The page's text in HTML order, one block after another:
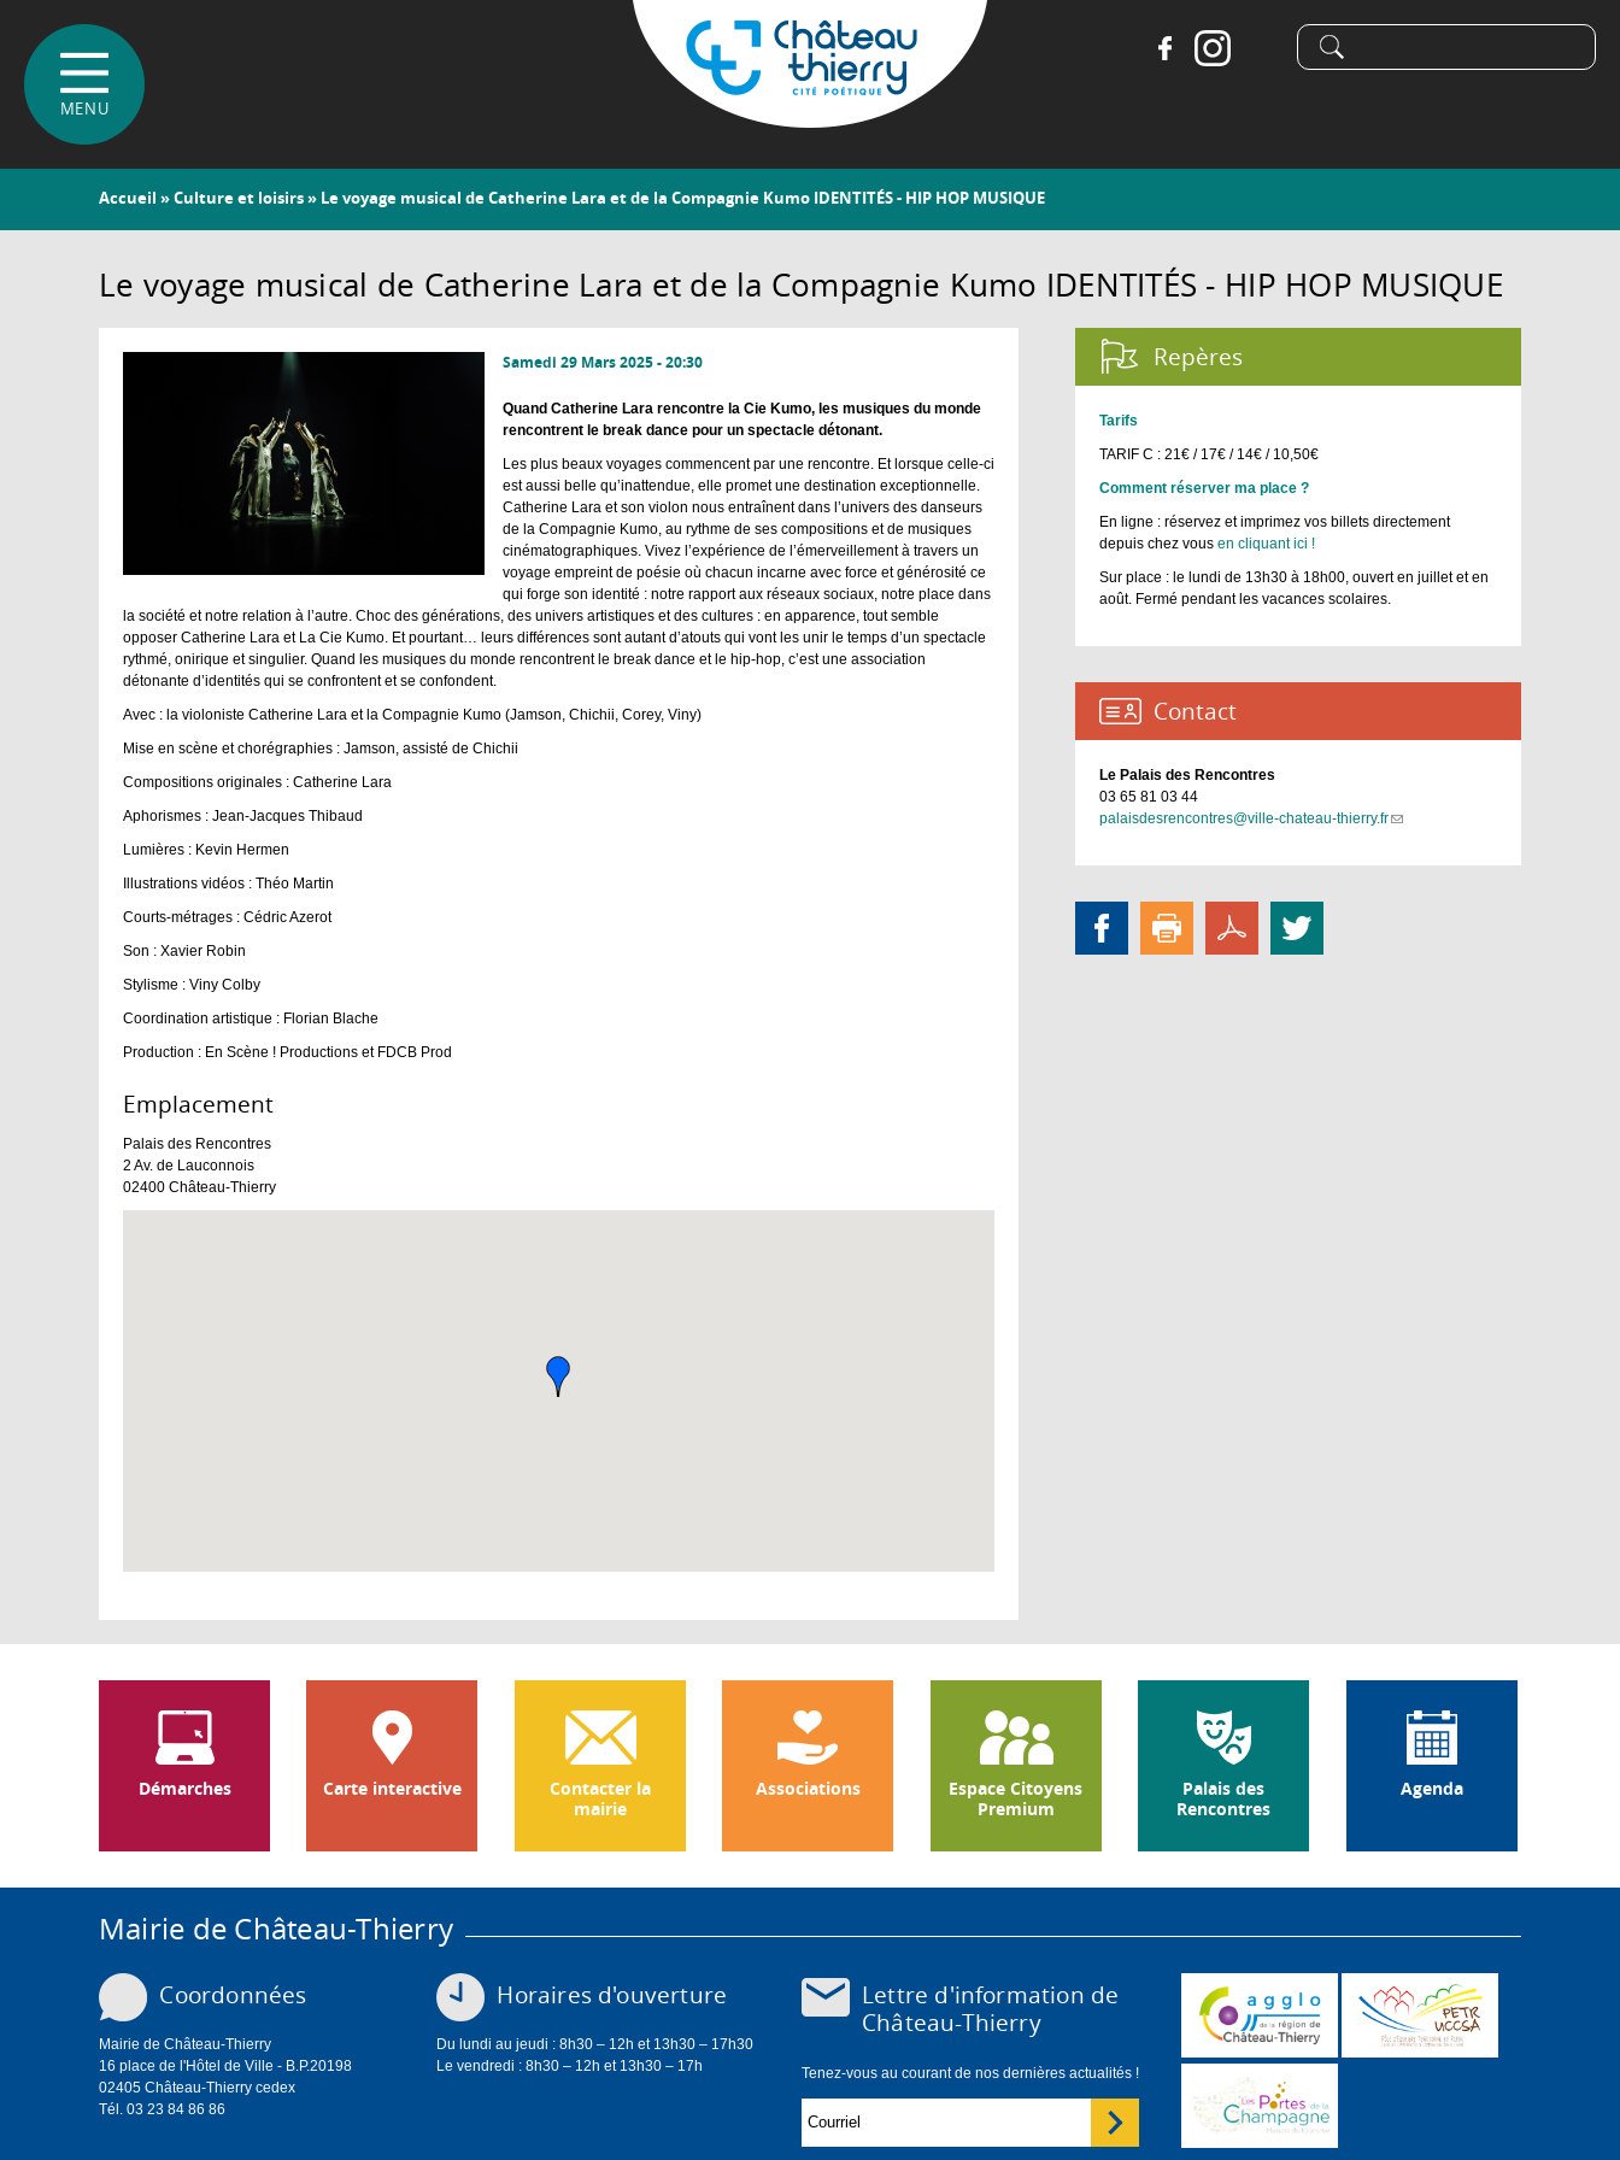
au
contenu
principal
Formulaire
de
Château-
Thierry
Vous
êtes
Accueil »Culture et loisirs» Le voyage musical de Catherine Lara et de la Compagnie Kumo IDENTITÉS - HIP HOP MUSIQUE
Le voyage musical de Catherine Lara et de la Compagnie Kumo IDENTITÉS - HIP HOP MUSIQUE
Samedi 29 Mars 2025 - 20:30
Quand Catherine Lara rencontre la Cie Kumo, les musiques du monde
rencontrent le break dance pour un spectacle détonant.
Les plus beaux voyages commencent par une rencontre. Et lorsque celle-ci
est aussi belle qu’inattendue, elle promet une destination exceptionnelle.
Catherine Lara et son violon nous entraînent dans l’univers des danseurs
de la Compagnie Kumo, au rythme de ses compositions et de musiques
cinématographiques. Vivez l’expérience de l’émerveillement à travers un
voyage empreint de poésie où chacun incarne avec force et générosité ce
qui forge son identité : notre rapport aux réseaux sociaux, notre place dans
la société et notre relation à l’autre. Choc des générations, des univers artistiques et des cultures : en apparence, tout semble
opposer Catherine Lara et La Cie Kumo. Et pourtant… leurs différences sont autant d’atouts qui vont les unir le temps d’un spectacle
rythmé, onirique et singulier. Quand les musiques du monde rencontrent le break dance et le hip-hop, c’est une association
détonante d’identités qui se confrontent et se confondent.
Avec : la violoniste Catherine Lara et la Compagnie Kumo (Jamson, Chichii, Corey, Viny)
Mise en scène et chorégraphies : Jamson, assisté de Chichii
Compositions originales : Catherine Lara
Aphorismes : Jean-Jacques Thibaud
Lumières : Kevin Hermen
Illustrations vidéos : Théo Martin
Courts-métrages : Cédric Azerot
Son : Xavier Robin
Stylisme : Viny Colby
Coordination artistique : Florian Blache
Production : En Scène ! Productions et FDCB Prod
Emplacement :
Palais des Rencontres
2 Av. de Lauconnois
02400 Château-Thierry
Repères :
Tarifs
TARIF C : 21€ / 17€ / 14€ / 10,50€
​Comment réserver ma place ?
En ligne : réservez et imprimez vos billets directement
depuis chez vousen cliquant ici !
Sur place : le lundi de 13h30 à 18h00, ouvert en juillet et en
août. Fermé pendant les vacances scolaires.
Contact :
Le Palais des Rencontres
03 65 81 03 44
palaisdesrencontres@ville-chateau-thierry.fr(link
Démarches Carte interactive
Contacter la
mairie
Associations
Espace Citoyens
Premium
Palais des
Rencontres
Agenda
Mairie de Château-Thierry
Coordonnées
Mairie de Château-Thierry
16 place de l'Hôtel de Ville - B.P.20198
02405 Château-Thierry cedex
Tél. 03 23 84 86 86
Horaires d'ouverture
Du lundi au jeudi : 8h30 – 12h et 13h30 – 17h30
Le vendredi : 8h30 – 12h et 13h30 – 17h
Lettre d'information de
Château-Thierry
Tenez-vous au courant de nos dernières actualités !